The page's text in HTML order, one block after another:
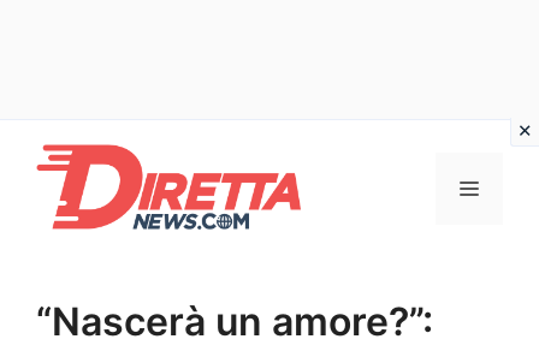
contenuto
Menu
“Nascerà un amore?”: